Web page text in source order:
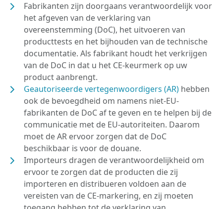
Fabrikanten zijn doorgaans verantwoordelijk voor
het afgeven van de verklaring van
overeenstemming (DoC), het uitvoeren van
producttests en het bijhouden van de technische
documentatie. Als fabrikant houdt het verkrijgen
van de DoC in dat u het CE-keurmerk op uw
product aanbrengt.
Geautoriseerde vertegenwoordigers (AR) hebben
ook de bevoegdheid om namens niet-EU-
fabrikanten de DoC af te geven en te helpen bij de
communicatie met de EU-autoriteiten. Daarom
moet de AR ervoor zorgen dat de DoC
beschikbaar is voor de douane.
Importeurs dragen de verantwoordelijkheid om
ervoor te zorgen dat de producten die zij
importeren en distribueren voldoen aan de
vereisten van de CE-markering, en zij moeten